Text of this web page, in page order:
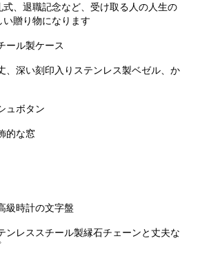
、退職記念など、受け取る人の人生の
贈り物になります
ール製ケース
、深い刻印入りステンレス製ベゼル、か
ュボタン
的な窓
級時計の文字盤
ンレススチール製縁石チェーンと丈夫な